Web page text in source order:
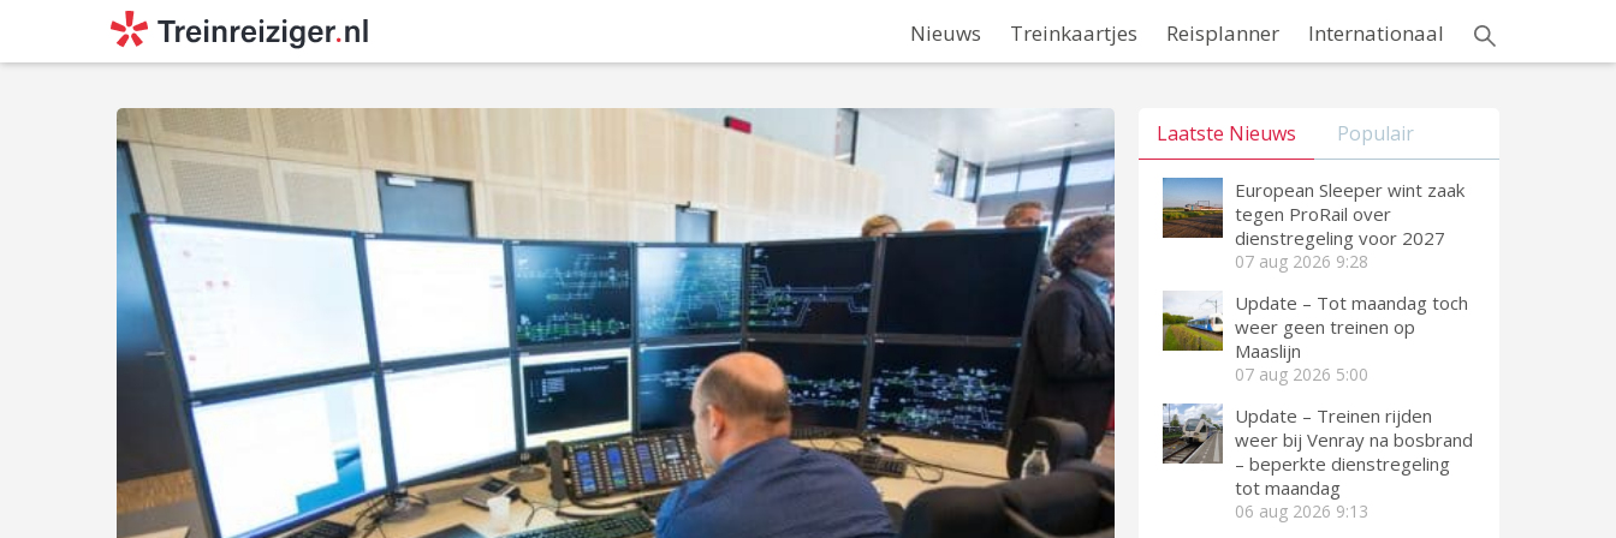
Nieuws Treinkaartjes Reisplanner Internationaal
Laatste Nieuws Populair
European Sleeper wint zaak
tegen ProRail over
dienstregeling voor 2027
07 aug 2026 9:28
Update – Tot maandag toch
weer geen treinen op
Maaslijn
07 aug 2026 5:00
Update – Treinen rijden
weer bij Venray na bosbrand
– beperkte dienstregeling
tot maandag
06 aug 2026 9:13